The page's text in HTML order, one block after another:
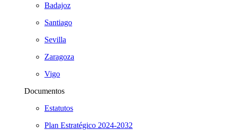
Badajoz
Santiago
Sevilla
Zaragoza
Vigo
Documentos
Estatutos
Plan Estratégico 2024-2032